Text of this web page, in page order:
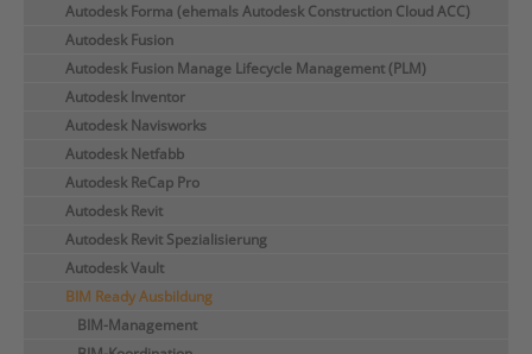
Autodesk Forma (ehemals Autodesk Construction Cloud ACC)
Autodesk Fusion
Autodesk Fusion Manage Lifecycle Management (PLM)
Autodesk Inventor
Autodesk Navisworks
Autodesk Netfabb
Autodesk ReCap Pro
Autodesk Revit
Autodesk Revit Spezialisierung
Autodesk Vault
BIM Ready Ausbildung
BIM-Management